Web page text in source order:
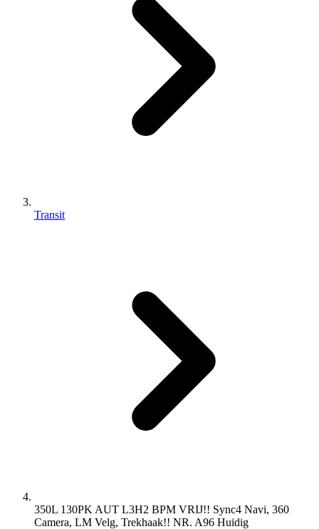
Transit
350L 130PK AUT L3H2 BPM VRIJ!! Sync4 Navi, 360
Camera, LM Velg, Trekhaak!! NR. A96 Huidig